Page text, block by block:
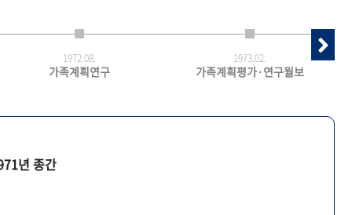
1972.08.
가족계획연구
1973.02.
가족계획평가·연구월보
년 종간